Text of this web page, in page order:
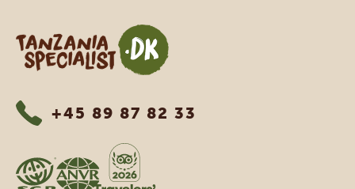
Tanzania Specialist
+45 89 87 82 33